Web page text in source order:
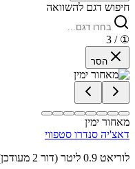
חיפוש דגם להשוואה
①
/ 3
הסר
מאחור ימין
דאצ'יה סנדרו סטפווי
לוריאט 0.9 ליטר (דור 2 מעודכן)